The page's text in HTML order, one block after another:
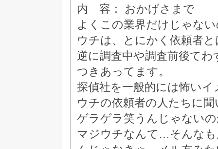
内 容： おかげさまで
よくこの業界だけじゃな
ウチは、とにかく依頼者
逆に調査中や調査前後て
つきあってます。
探偵社を一般的には怖い
ウチの依頼者の人たちに
ゲラゲラ笑うんじゃない
マジウチなんて…そんな